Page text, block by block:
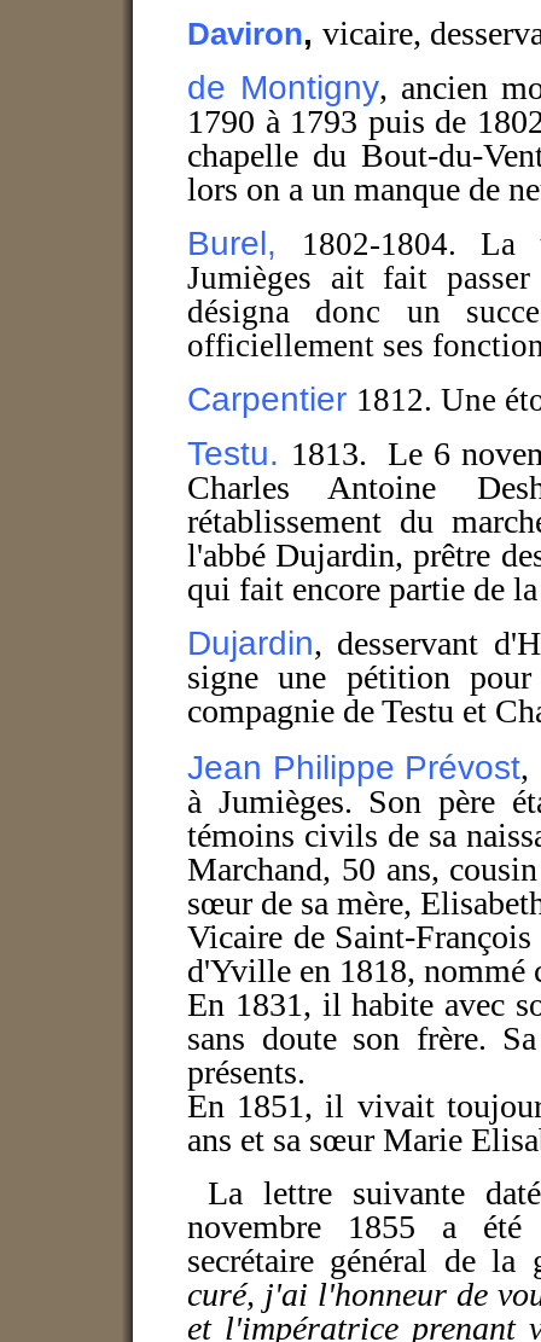
Daviron, vicaire,
de Montigny, ancien
1790 à 1793 puis de
chapelle du Bout-du-
lors on a un manque de
Burel, 1802-1804.
Jumièges ait fait
désigna donc un
officiellement ses
Carpentier 1812. Une
Testu. 1813. Le 6
Charles Antoine
rétablissement du
l'abbé Dujardin, prêtre
qui fait encore partie de
Dujardin, desservant
signe une pétition
compagnie de Testu et
Jean Philippe Prévost,
à Jumièges. Son père
témoins civils de sa
Marchand, 50 ans,
sœur de sa mère,
Vicaire de Saint-
d'Yville en 1818, nommé
En 1831, il habite avec
sans doute son frère.
présents.
En 1851, il vivait
ans et sa sœur Marie
La lettre suivante
novembre 1855 a été
secrétaire général de
curé, j'ai l'honneur de
et l'impératrice prenant